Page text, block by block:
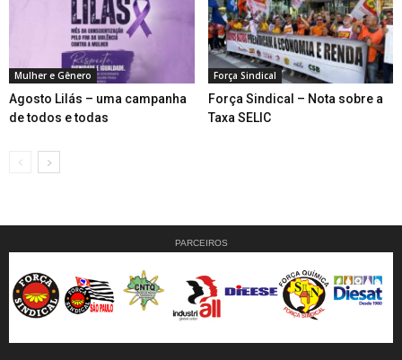
Mulher e Gênero
Agosto Lilás – uma campanha
de todos e todas
Força Sindical
Força Sindical – Nota sobre a
Taxa SELIC
PARCEIROS